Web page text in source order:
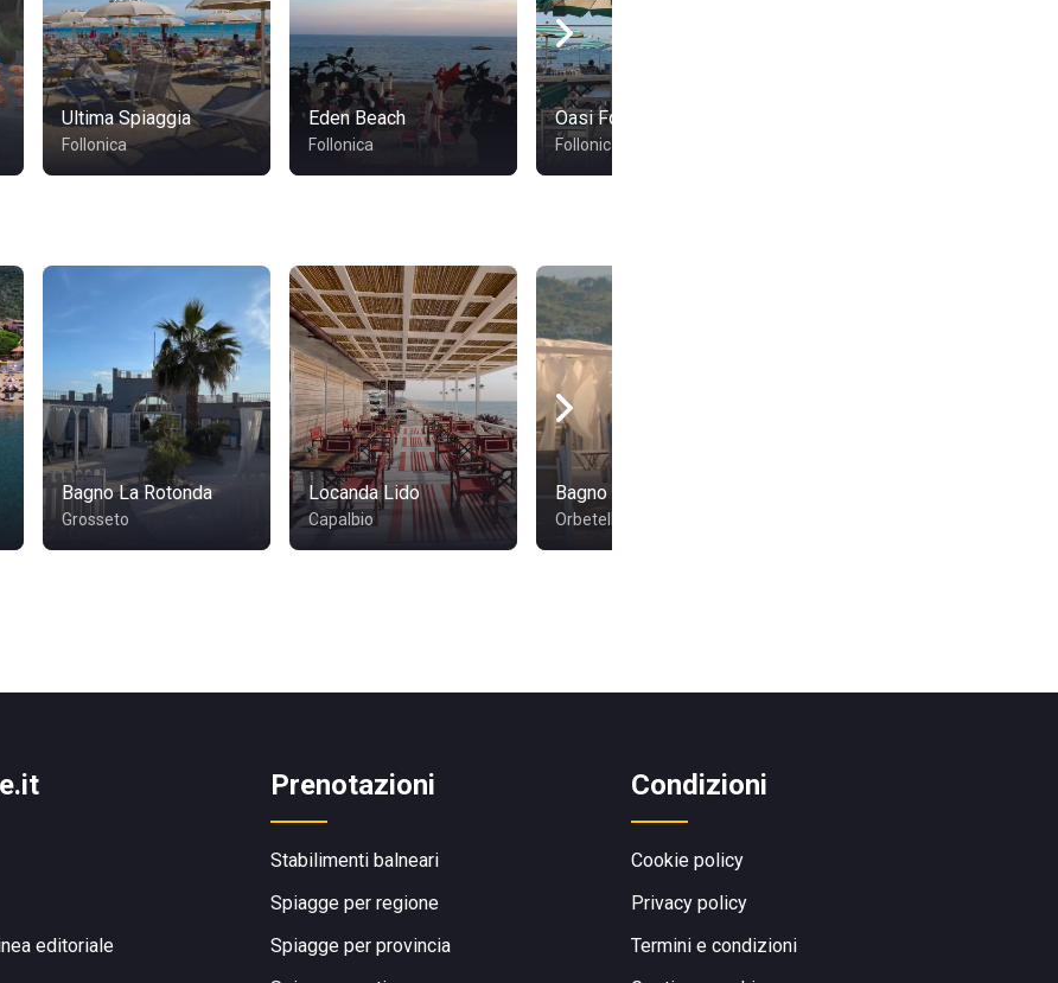
Ultima Spiaggia
Follonica
Eden Beach
Follonica
Oasi Follonica
Follonica
Bagno La Rotonda
Grosseto
Locanda Lido
Capalbio
Bagno Villa Ambra
Orbetello
editoriale
Prenotazioni
Stabilimenti balneari
Spiagge per regione
Spiagge per provincia
Condizioni
Cookie policy
Privacy policy
Termini e condizioni